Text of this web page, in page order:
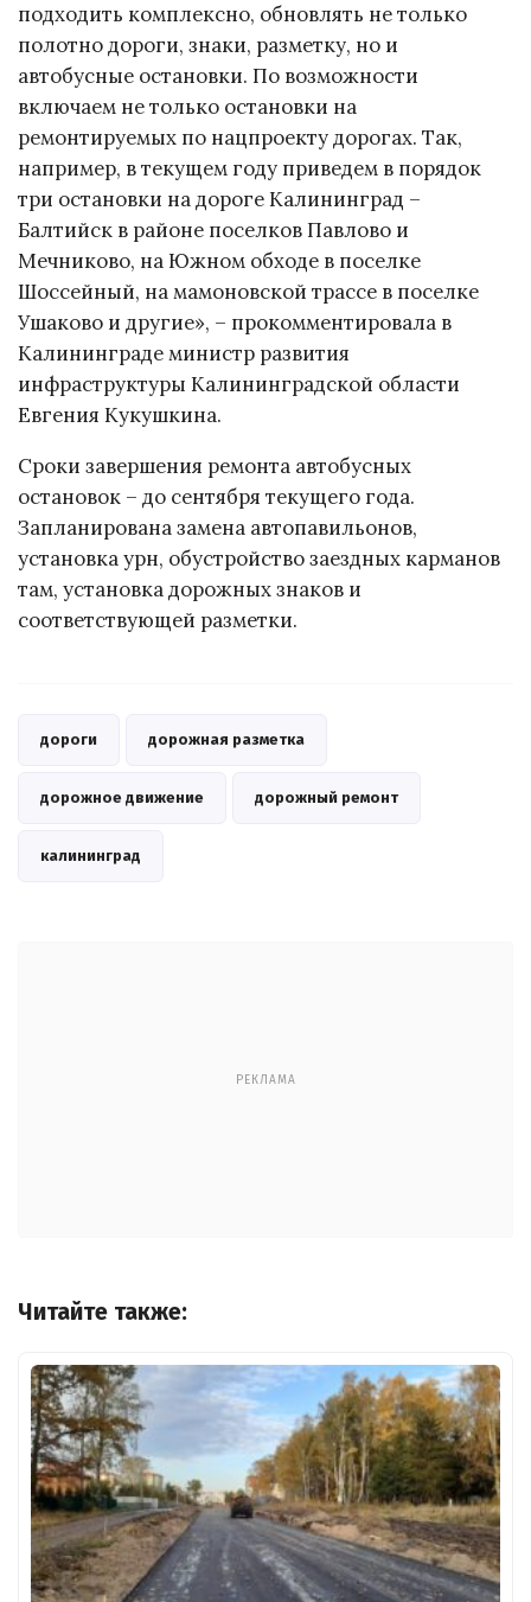
подходить комплексно, обновлять не только
полотно дороги, знаки, разметку, но и
автобусные остановки. По возможности
включаем не только остановки на
ремонтируемых по нацпроекту дорогах. Так,
например, в текущем году приведем в порядок
три остановки на дороге Калининград –
Балтийск в районе поселков Павлово и
Мечниково, на Южном обходе в поселке
Шоссейный, на мамоновской трассе в поселке
Ушаково и другие», – прокомментировала в
Калининграде министр развития
инфраструктуры Калининградской области
Евгения Кукушкина.
Сроки завершения ремонта автобусных
остановок – до сентября текущего года.
Запланирована замена автопавильонов,
установка урн, обустройство заездных карманов
там, установка дорожных знаков и
соответствующей разметки.
дороги дорожная разметка
дорожное движение дорожный ремонт
калининград
РЕКЛАМА
Читайте также: